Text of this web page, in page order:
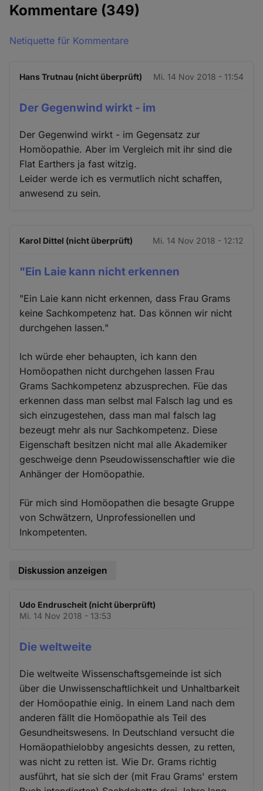
Kommentare (349)
Netiquette für Kommentare
Hans Trutnau (nicht überprüft) Mi. 14 Nov 2018 - 11:54
Der Gegenwind wirkt - im
Der Gegenwind wirkt - im Gegensatz zur
Homöopathie. Aber im Vergleich mit ihr sind die
Flat Earthers ja fast witzig.
Leider werde ich es vermutlich nicht schaffen,
anwesend zu sein.
Karol Dittel (nicht überprüft) Mi. 14 Nov 2018 - 12:12
"Ein Laie kann nicht erkennen
"Ein Laie kann nicht erkennen, dass Frau Grams
keine Sachkompetenz hat. Das können wir nicht
durchgehen lassen."
Ich würde eher behaupten, ich kann den
Homöopathen nicht durchgehen lassen Frau
Grams Sachkompetenz abzusprechen. Füe das
erkennen dass man selbst mal Falsch lag und es
sich einzugestehen, dass man mal falsch lag
bezeugt mehr als nur Sachkompetenz. Diese
Eigenschaft besitzen nicht mal alle Akademiker
geschweige denn Pseudowissenschaftler wie die
Anhänger der Homöopathie.
Für mich sind Homöopathen die besagte Gruppe
von Schwätzern, Unprofessionellen und
Inkompetenten.
Diskussion anzeigen
Udo Endruscheit (nicht überprüft)
Mi. 14 Nov 2018 - 13:53
Die weltweite
Die weltweite Wissenschaftsgemeinde ist sich
über die Unwissenschaftlichkeit und Unhaltbarkeit
der Homöopathie einig. In einem Land nach dem
anderen fällt die Homöopathie als Teil des
Gesundheitswesens. In Deutschland versucht die
Homäopathielobby angesichts dessen, zu retten,
was nicht zu retten ist. Wie Dr. Grams richtig
ausführt, hat sie sich der (mit Frau Grams' erstem